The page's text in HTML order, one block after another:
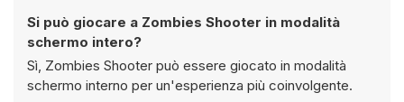
Si può giocare a Zombies Shooter in modalità
schermo intero?
Sì, Zombies Shooter può essere giocato in modalità
schermo interno per un'esperienza più coinvolgente.